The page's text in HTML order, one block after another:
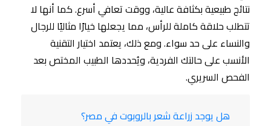
نتائج طبيعية بكثافة عالية، ووقت تعافي أسرع. كما أنها لا
تتطلب حلاقة كاملة للرأس، مما يجعلها خيارًا مثاليًا للرجال
والنساء على حد سواء. ومع ذلك، يعتمد اختيار التقنية
الأنسب على حالتك الفردية، ويُحددها الطبيب المختص بعد
الفحص السريري.
هل يوجد زراعة شعر بالروبوت في مصر؟